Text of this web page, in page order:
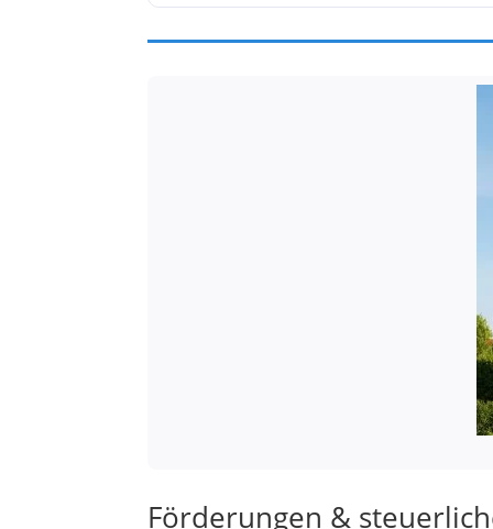
Förderungen &